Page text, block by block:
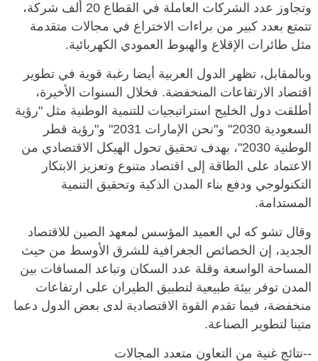
وتجاوز عدد الشركات العاملة في القطاع 20 ألف شركة،
تتمتع بعدد كبير من براءات الاختراع في مجالات متقدمة
مثل طائرات الإقلاع والهبوط العمودي الكهربائية.
وبالمقابل، تظهر الدول العربية أيضا رغبة قوية في تطوير
اقتصاد الارتفاعات المنخفضة. فخلال السنوات الأخيرة،
أطلقت دول الخليج استراتيجيات للتنمية الوطنية مثل "رؤية
السعودية 2030" و"نحن الإمارات 2031" و"رؤية قطر
الوطنية 2030"، بهدف تحقيق تحول الهيكل الاقتصادي من
الاعتماد على الطاقة إلى اقتصاد متنوع وتعزيز الابتكار
التكنولوجي ودفع بناء المدن الذكية وتحقيق التنمية
المستدامة.
وقال تشو كه لي العميد المؤسس لمعهد الصين للاقتصاد
الجديد، إن الخصائص الجغرافية للشرق الأوسط من حيث
المساحة الواسعة وقلة عدد السكان وتباعد المسافات بين
المدن توفر بيئة طبيعية لتطبيق الطيران على ارتفاعات
منخفضة، فيما تقدم القوة الاقتصادية لدى بعض الدول دعما
متينا لتطوير الصناعة.
--نتائج غنية من التعاون متعدد المجالات